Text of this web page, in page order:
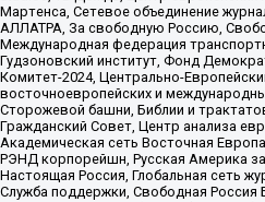
Мартенса, Сетевое объединение
АЛЛАТРА, За свободную Россию,
Международная федерация
Гудзоновский институт, Фонд
Комитет-2024, Центрально-
восточноевропейских и
Сторожевой башни, Библии и
Гражданский Совет, Центр анализа
Академическая сеть Восточная
РЭНД корпорейшн, Русская Америка
Настоящая Россия, Глобальная сеть
Служба поддержки, Свободная Россия